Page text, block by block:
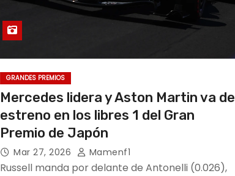
GRANDES PREMIOS
Mercedes lidera y Aston Martin va de
estreno en los libres 1 del Gran
Premio de Japón
Mar 27, 2026 Mamenf1
Russell manda por delante de Antonelli (0.026),